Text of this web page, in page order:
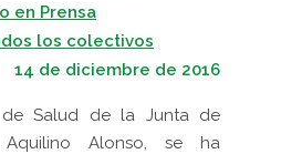
en Prensa
los colectivos
14 de diciembre de 2016
de Salud de la Junta de
Alonso, se ha